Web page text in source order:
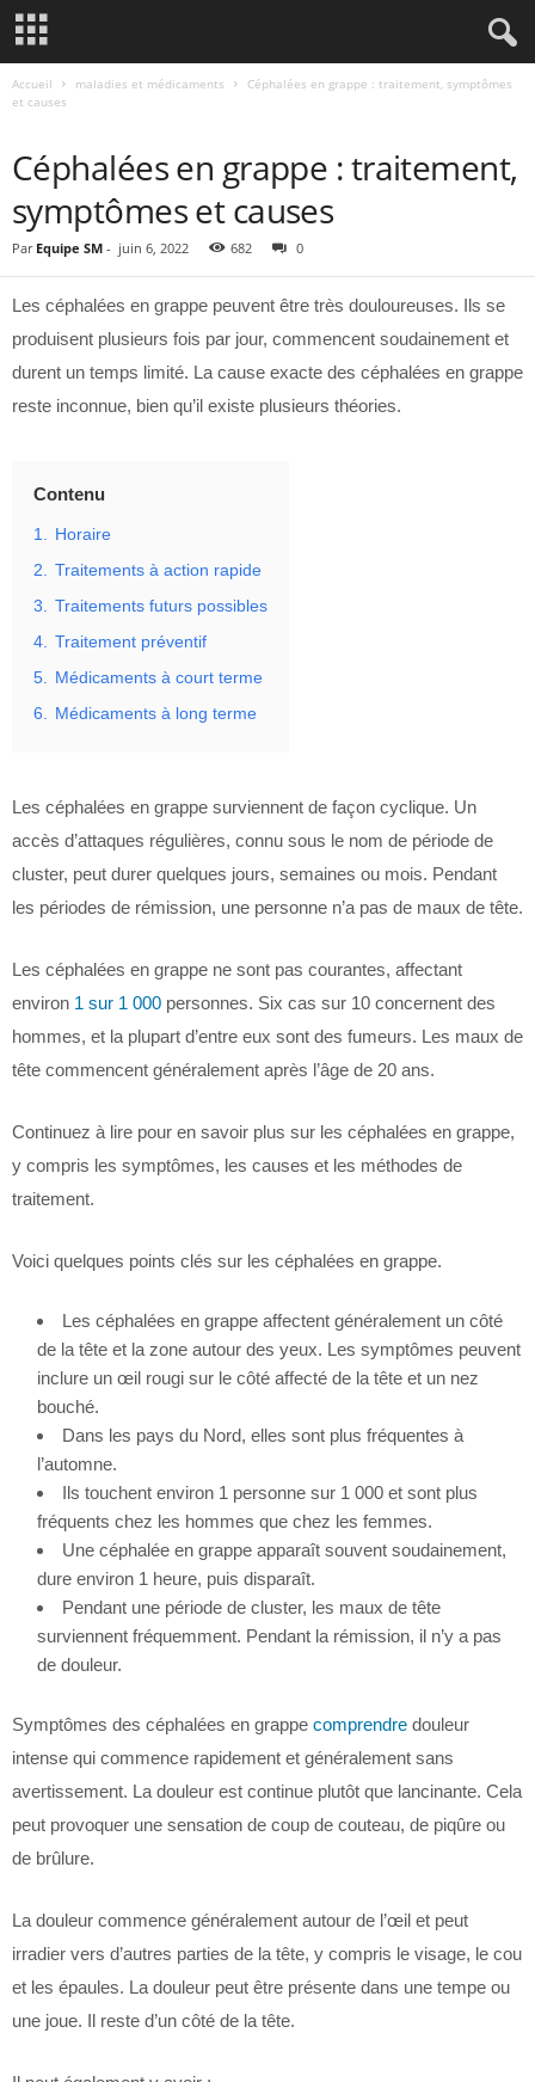
Accueil maladies et médicaments
Céphalées en grappe : traitement, symptômes
et causes
Céphalées en grappe : traitement,
symptômes et causes
Par Equipe SM - juin 6, 2022 682 0
Les céphalées en grappe peuvent être très douloureuses. Ils se
produisent plusieurs fois par jour, commencent soudainement et
durent un temps limité. La cause exacte des céphalées en grappe
reste inconnue, bien qu’il existe plusieurs théories.
Contenu
1. Horaire
2. Traitements à action rapide
3. Traitements futurs possibles
4. Traitement préventif
5. Médicaments à court terme
6. Médicaments à long terme
Les céphalées en grappe surviennent de façon cyclique. Un
accès d’attaques régulières, connu sous le nom de période de
cluster, peut durer quelques jours, semaines ou mois. Pendant
les périodes de rémission, une personne n’a pas de maux de tête.
Les céphalées en grappe ne sont pas courantes, affectant
environ 1 sur 1 000 personnes. Six cas sur 10 concernent des
hommes, et la plupart d’entre eux sont des fumeurs. Les maux de
tête commencent généralement après l’âge de 20 ans.
Continuez à lire pour en savoir plus sur les céphalées en grappe,
y compris les symptômes, les causes et les méthodes de
traitement.
Voici quelques points clés sur les céphalées en grappe.
Les céphalées en grappe affectent généralement un côté
de la tête et la zone autour des yeux. Les symptômes peuvent
inclure un œil rougi sur le côté affecté de la tête et un nez
bouché.
Dans les pays du Nord, elles sont plus fréquentes à
l’automne.
Ils touchent environ 1 personne sur 1 000 et sont plus
fréquents chez les hommes que chez les femmes.
Une céphalée en grappe apparaît souvent soudainement,
dure environ 1 heure, puis disparaît.
Pendant une période de cluster, les maux de tête
surviennent fréquemment. Pendant la rémission, il n’y a pas
de douleur.
Symptômes des céphalées en grappe comprendre douleur
intense qui commence rapidement et généralement sans
avertissement. La douleur est continue plutôt que lancinante. Cela
peut provoquer une sensation de coup de couteau, de piqûre ou
de brûlure.
La douleur commence généralement autour de l’œil et peut
irradier vers d’autres parties de la tête, y compris le visage, le cou
et les épaules. La douleur peut être présente dans une tempe ou
une joue. Il reste d’un côté de la tête.